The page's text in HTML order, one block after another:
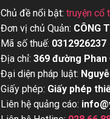
Chủ đề nổi bật: truyện cổ
Đơn vị chủ Quản: CÔNG
Mã số thuế: 0312926237
Địa chỉ: 369 đường Phan
Đại diện pháp luật:
Giấy phép: Giấy phép
Liên hệ quảng cáo: